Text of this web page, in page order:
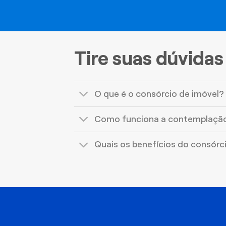
Tire suas dúvidas
O que é o consórcio de imóvel?
Como funciona a
Quais os benefícios do